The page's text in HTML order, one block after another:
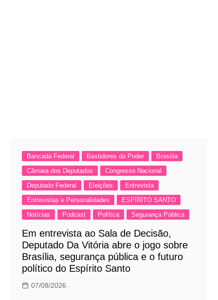
Bancada Federal Bastidores do Poder
Brasília
Câmara dos Deputados
Congresso Nacional
Deputado Federal
Eleições
Entrevista
Entrevistas e Personalidades
ESPÍRITO SANTO
Notícias
Podcast Política Segurança Pública
Em entrevista ao Sala de Decisão,
Deputado Da Vitória abre o jogo sobre
Brasília, segurança pública e o futuro
político do Espírito Santo
07/08/2026